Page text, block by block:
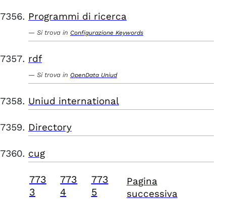
Programmi di ricerca
Si trova in Configurazione Keywords
rdf
Si trova in OpenData Uniud
Uniud international
Directory
cug
773
3
773
4
773
5
Pagina
successiva